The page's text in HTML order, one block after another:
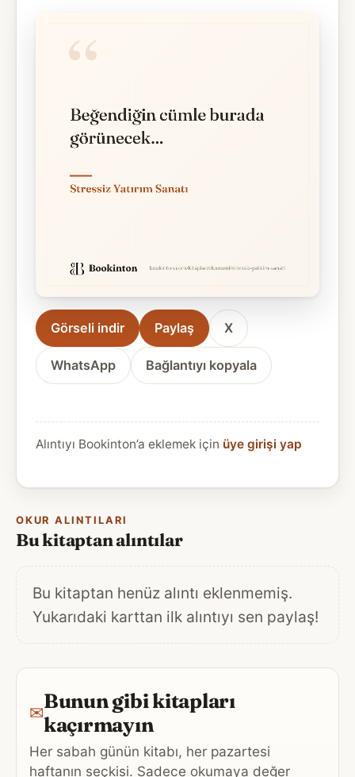
Görseli indir Paylaş X
WhatsApp Bağlantıyı kopyala
Alıntıyı Bookinton’a eklemek için üye girişi yap
OKUR ALINTILARI
Bu kitaptan alıntılar
Bu kitaptan henüz alıntı eklenmemiş.
Yukarıdaki karttan ilk alıntıyı sen paylaş!
✉Bunun gibi kitapları
kaçırmayın
Her sabah günün kitabı, her pazartesi
haftanın seçkisi. Sadece okumaya değer